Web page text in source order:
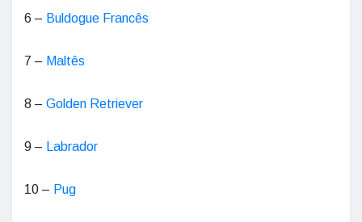
6 – Buldogue Francês
7 – Maltês
8 – Golden Retriever
9 – Labrador
10 – Pug